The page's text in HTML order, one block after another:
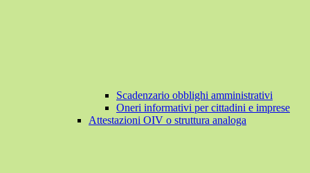
Scadenzario obblighi amministrativi
Oneri informativi per cittadini e imprese
Attestazioni OIV o struttura analoga